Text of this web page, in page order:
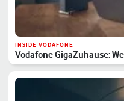
INSIDE VODAFONE
Vodafone GigaZuhause: